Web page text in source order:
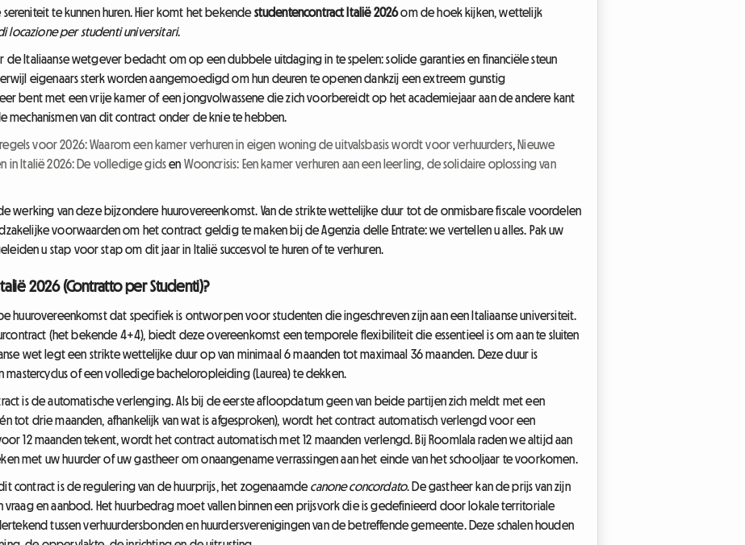
te kunnen huren. Hier komt het bekendestudentencontract Italië 2026om de hoek kijken, wettelijk
locazione per studenti universitari.
Italiaanse wetgever bedacht om op een dubbele uitdaging in te spelen: solide garanties en financiële steun
eigenaars sterk worden aangemoedigd om hun deuren te openen dankzij een extreem gunstig
bent met een vrije kamer of een jongvolwassene die zich voorbereidt op het academiejaar aan de andere kant
mechanismen van dit contract onder de knie te hebben.
regels voor 2026: Waarom een kamer verhuren in eigen woning de uitvalsbasis wordt voor verhuurders, Nieuwe
in Italië 2026: De volledige gidsen Wooncrisis: Een kamer verhuren aan een leerling, de solidaire oplossing van
werking van deze bijzondere huurovereenkomst. Van de strikte wettelijke duur tot de onmisbare fiscale voordelen
voorwaarden om het contract geldig te maken bij de Agenzia delle Entrate: we vertellen u alles. Pak uw
u stap voor stap om dit jaar in Italië succesvol te huren of te verhuren.
2026 (Contratto per Studenti)?
huurovereenkomst dat specifiek is ontworpen voor studenten die ingeschreven zijn aan een Italiaanse universiteit.
(het bekende 4+4), biedt deze overeenkomst een temporele flexibiliteit die essentieel is om aan te sluiten
wet legt een strikte wettelijke duur op van minimaal 6 maanden tot maximaal 36 maanden. Deze duur is
of een volledige bacheloropleiding (Laurea) te dekken.
is de automatische verlenging. Als bij de eerste afloopdatum geen van beide partijen zich meldt met een
tot drie maanden, afhankelijk van wat is afgesproken), wordt het contract automatisch verlengd voor een
12 maanden tekent, wordt het contract automatisch met 12 maanden verlengd. Bij Roomlala raden we altijd aan
met uw huurder of uw gastheer om onaangename verrassingen aan het einde van het schooljaar te voorkomen.
contract is de regulering van de huurprijs, het zogenaamdecanone concordato. De gastheer kan de prijs van zijn
vraag en aanbod. Het huurbedrag moet vallen binnen een prijsvork die is gedefinieerd door lokale territoriale
tussen verhuurdersbonden en huurdersverenigingen van de betreffende gemeente. Deze schalen houden